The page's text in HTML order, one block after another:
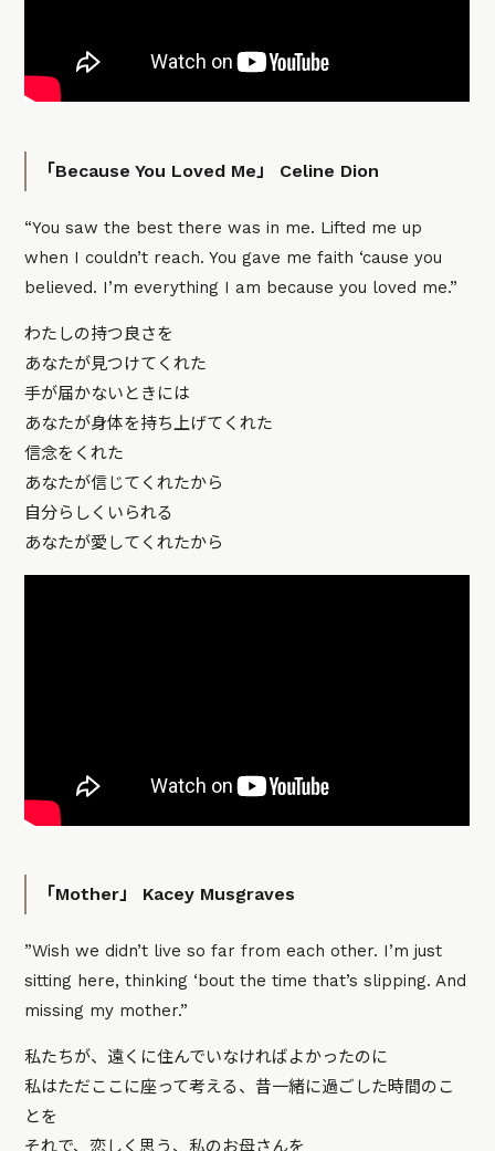
「Because You Loved Me」 Celine Dion
“You saw the best there was in me. Lifted me up
when I couldn’t reach. You gave me faith ‘cause you
believed. I’m everything I am because you loved me.”
わたしの持つ良さを
あなたが見つけてくれた
手が届かないときには
あなたが身体を持ち上げてくれた
信念をくれた
あなたが信じてくれたから
自分らしくいられる
あなたが愛してくれたから
「Mother」 Kacey Musgraves
”Wish we didn’t live so far from each other. I’m just
sitting here, thinking ‘bout the time that’s slipping. And
missing my mother.”
私たちが、遠くに住んでいなければよかったのに
私はただここに座って考える、昔一緒に過ごした時間のこ
とを